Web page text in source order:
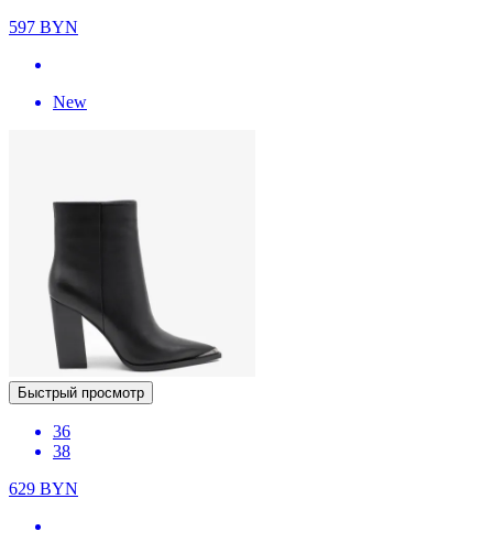
597 BYN
New
Быстрый просмотр
36
38
629 BYN